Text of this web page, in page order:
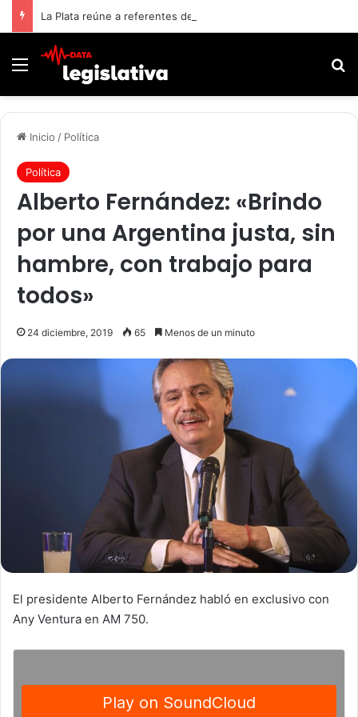
Menú
Inicio / Política
Política
Alberto Fernández: «Brindo
por una Argentina justa, sin
hambre, con trabajo para
todos»
24 diciembre, 2019 65 Menos de un minuto
El presidente Alberto Fernández habló en exclusivo con
Any Ventura en AM 750.